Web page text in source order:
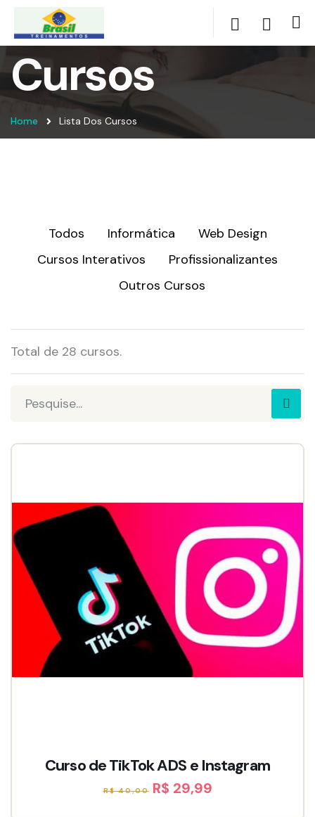
Cursos
Home Lista Dos Cursos
Todos Informática
Web Design
Cursos Interativos
Profissionalizantes
Outros Cursos
Total de 28 cursos.
Curso de TikTok ADS e Instagram
R$ 40,00 R$ 29,99